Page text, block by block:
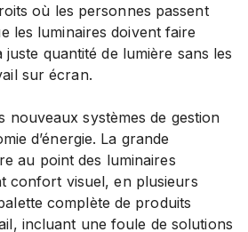
où les personnes passent
les luminaires doivent faire
quantité de lumière sans les
sur écran.
nouveaux systèmes de gestion
d’énergie. La grande
au point des luminaires
confort visuel, en plusieurs
complète de produits
incluant une foule de solutions